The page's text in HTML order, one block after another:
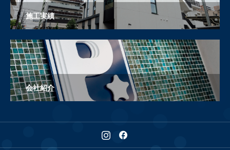
施工実績
会社紹介